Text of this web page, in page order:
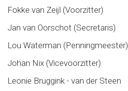
Fokke van Zeijl (Voorzitter)
Jan van Oorschot (Secretaris)
Lou Waterman (Penningmeester)
Johan Nix (Vicevoorzitter)
Leonie Bruggink - van der Steen